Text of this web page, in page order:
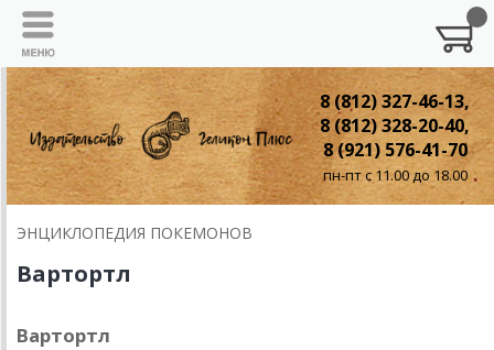
8 (812) 327-46-13,
8 (812) 328-20-40,
8 (921) 576-41-70
пн-пт с 11.00 до 18.00
ЭНЦИКЛОПЕДИЯ ПОКЕМОНОВ
Вартортл
Вартортл